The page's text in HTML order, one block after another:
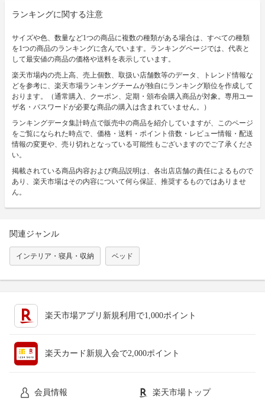
ランキングに関する注意
サイズや色、数量など1つの商品に複数の種類がある場合は、すべての種類
を1つの商品のランキングに含んでいます。ランキングページでは、代表と
して最安値の商品の価格や送料を表示しています。
楽天市場内の売上高、売上個数、取扱い店舗数等のデータ、トレンド情報な
どを参考に、楽天市場ランキングチームが独自にランキング順位を作成して
おります。（通常購入、クーポン、定期・頒布会購入商品が対象。専用ユー
ザ名・パスワードが必要な商品の購入は含まれていません。）
ランキングデータ集計時点で販売中の商品を紹介していますが、このページ
をご覧になられた時点で、価格・送料・ポイント倍数・レビュー情報・配送
情報の変更や、売り切れとなっている可能性もございますのでご了承くださ
い。
掲載されている商品内容および商品説明は、各出店店舗の責任によるもので
あり、楽天市場はその内容について何ら保証、推奨するものではありませ
ん。
関連ジャンル
インテリア・寝具・収納 ベッド
楽天市場アプリ新規利用で1,000ポイント
楽天カード新規入会で2,000ポイント
会員情報 楽天市場トップ